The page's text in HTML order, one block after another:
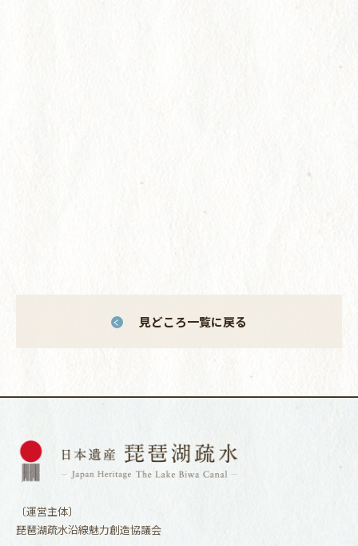
見どころ一覧に戻る
〔運営主体〕
琵琶湖疏水沿線魅力創造協議会